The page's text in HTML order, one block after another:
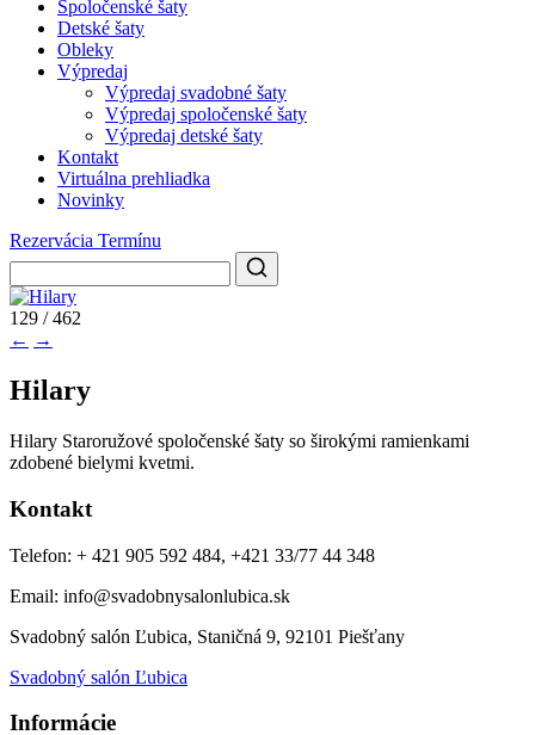
Spoločenské šaty
Detské šaty
Obleky
Výpredaj
Výpredaj svadobné šaty
Výpredaj spoločenské šaty
Výpredaj detské šaty
Kontakt
Virtuálna prehliadka
Novinky
Rezervácia Termínu
129 / 462
← →
Hilary
Hilary Staroružové spoločenské šaty so širokými ramienkami
zdobené bielymi kvetmi.
Kontakt
Telefon: + 421 905 592 484, +421 33/77 44 348
Email: info@svadobnysalonlubica.sk
Svadobný salón Ľubica, Staničná 9, 92101 Piešťany
Svadobný salón Ľubica
Informácie